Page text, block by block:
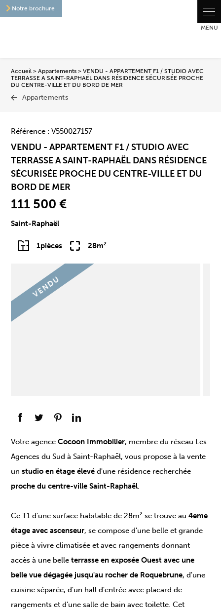
Notre brochure
Accueil >Appartements > VENDU - APPARTEMENT F1 / STUDIO AVEC
TERRASSE A SAINT-RAPHAËL DANS RÉSIDENCE SÉCURISÉE PROCHE
DU CENTRE-VILLE ET DU BORD DE MER
Appartements
Référence : V550027157
VENDU - APPARTEMENT F1 / STUDIO AVEC
TERRASSE A SAINT-RAPHAËL DANS RÉSIDENCE
SÉCURISÉE PROCHE DU CENTRE-VILLE ET DU
BORD DE MER
111 500 €
Saint-Raphaël
1pièces 28m²
VENDU
Votre agence Cocoon Immobilier, membre du réseau Les
Agences du Sud à Saint-Raphaël, vous propose à la vente
unstudio en étage élevé d'une résidence recherchée
proche du centre-ville Saint-Raphaël.
Ce T1 d'une surface habitable de 28m² se trouve au 4eme
étage avec ascenseur, se compose d'une belle et grande
pièce à vivre climatisée et avec rangements donnant
accès à une belleterrasse en exposée Ouest avec une
belle vue dégagée jusqu'au rocher de Roquebrune, d'une
cuisine séparée, d'un hall d'entrée avec placard de
rangements et d'une salle de bain avec toilette. Cet